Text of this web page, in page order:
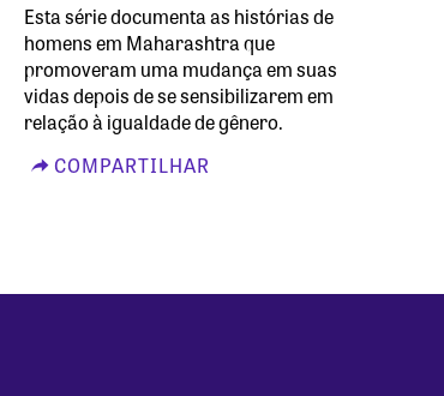
Esta série documenta as histórias de
homens em Maharashtra que
promoveram uma mudança em suas
vidas depois de se sensibilizarem em
relação à igualdade de gênero.
COMPARTILHAR